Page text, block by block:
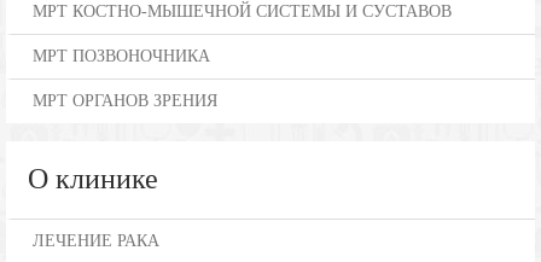
МРТ КОСТНО-МЫШЕЧНОЙ СИСТЕМЫ И СУСТАВОВ
МРТ ПОЗВОНОЧНИКА
МРТ ОРГАНОВ ЗРЕНИЯ
О клинике
ЛЕЧЕНИЕ РАКА